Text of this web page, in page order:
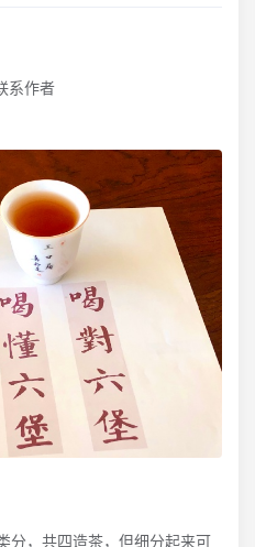
系作者
分，共四造茶，但细分起来可